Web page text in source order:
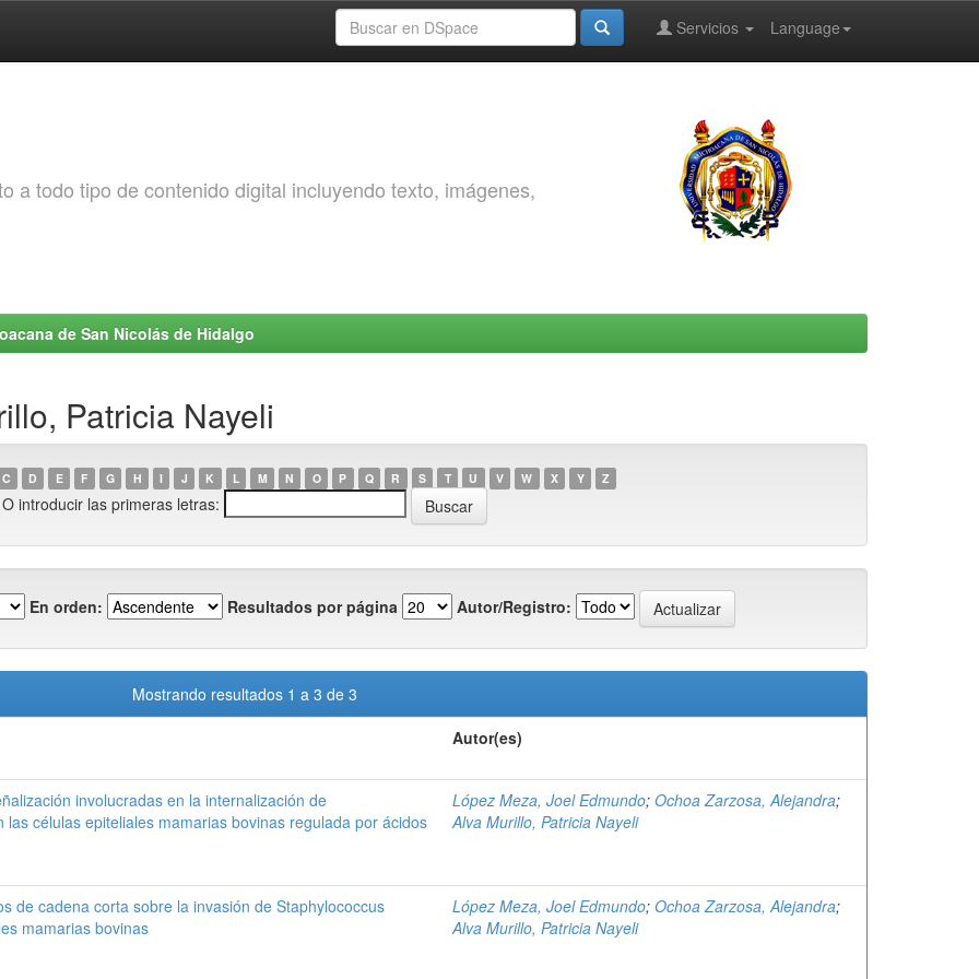
Language
Servicios
a todo tipo de contenido digital incluyendo texto, imágenes,
de San Nicolás de Hidalgo
Patricia Nayeli
C D E F G H I J K L M N O P Q R S T U V W X Y Z
O introducir las primeras letras:
En orden: Resultados por página Autor/Registro:
Mostrando resultados 1 a 3 de 3
Autor(es)
involucradas en la internalización de
las células epiteliales mamarias bovinas regulada por ácidos
López Meza, Joel Edmundo; Ochoa Zarzosa, Alejandra;
Alva Murillo, Patricia Nayeli
de cadena corta sobre la invasión de Staphylococcus
mamarias bovinas
López Meza, Joel Edmundo; Ochoa Zarzosa, Alejandra;
Alva Murillo, Patricia Nayeli